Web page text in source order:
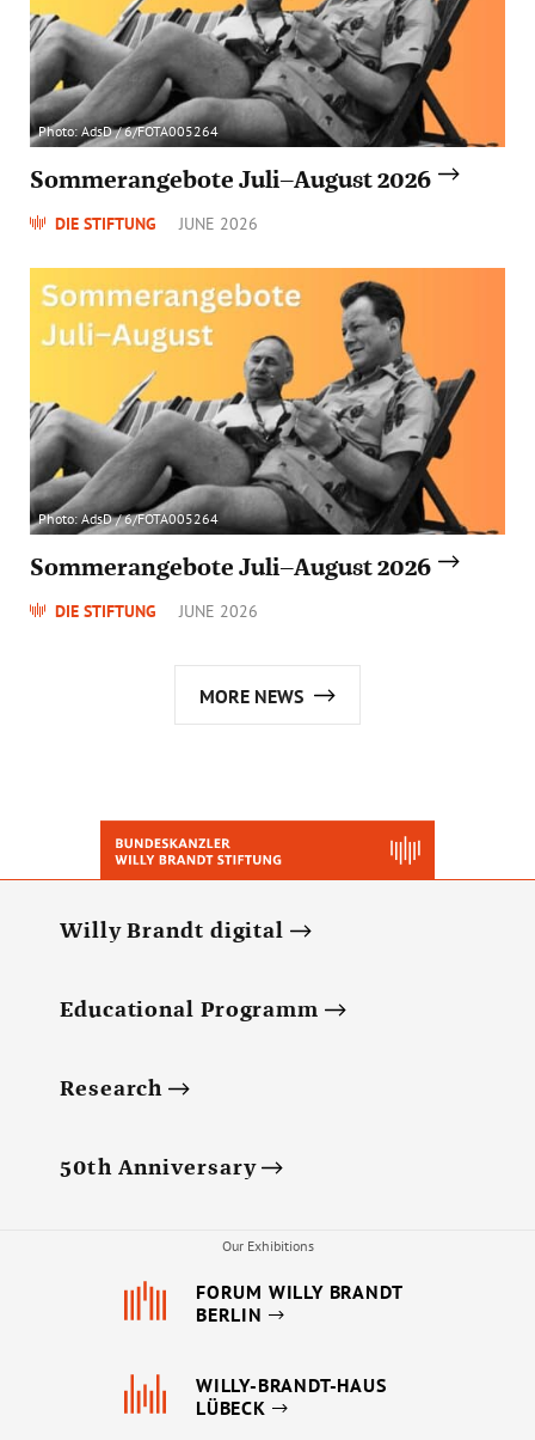
Photo: AdsD / 6/FOTA005264
Sommerangebote Juli–August 2026
DIE STIFTUNG JUNE 2026
Photo: AdsD / 6/FOTA005264
Sommerangebote Juli–August 2026
DIE STIFTUNG JUNE 2026
MORE NEWS
Willy Brandt digital
Educational Programm
Research
50th Anniversary
Our Exhibitions
FORUM WILLY BRANDT
BERLIN
WILLY-BRANDT-HAUS
LÜBECK